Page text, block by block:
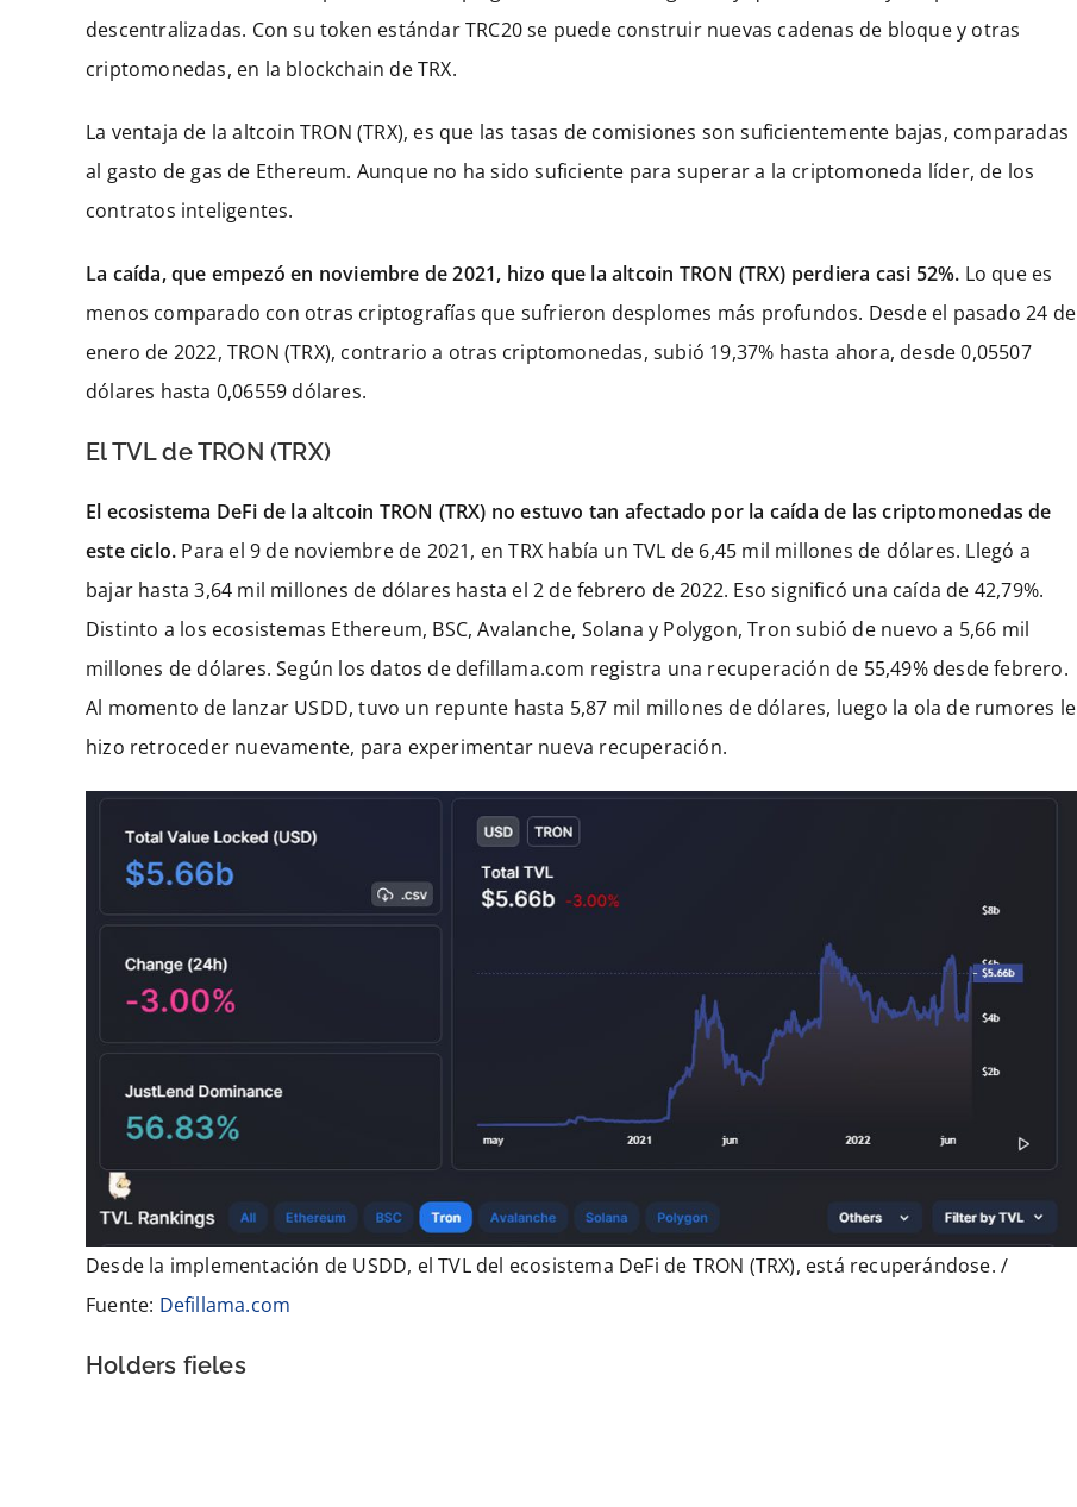
descentralizadas. Con su token estándar TRC20 se puede construir nuevas cadenas de bloque y otras
criptomonedas, en la blockchain de TRX.
La ventaja de la altcoin TRON (TRX), es que las tasas de comisiones son suficientemente bajas, comparadas
al gasto de gas de Ethereum. Aunque no ha sido suficiente para superar a la criptomoneda líder, de los
contratos inteligentes.
La caída, que empezó en noviembre de 2021, hizo que la altcoin TRON (TRX) perdiera casi 52%. Lo que es
menos comparado con otras criptografías que sufrieron desplomes más profundos. Desde el pasado 24 de
enero de 2022, TRON (TRX), contrario a otras criptomonedas, subió 19,37% hasta ahora, desde 0,05507
dólares hasta 0,06559 dólares.
El TVL de TRON (TRX)
El ecosistema DeFi de la altcoin TRON (TRX) no estuvo tan afectado por la caída de las criptomonedas de
este ciclo. Para el 9 de noviembre de 2021, en TRX había un TVL de 6,45 mil millones de dólares. Llegó a
bajar hasta 3,64 mil millones de dólares hasta el 2 de febrero de 2022. Eso significó una caída de 42,79%.
Distinto a los ecosistemas Ethereum, BSC, Avalanche, Solana y Polygon, Tron subió de nuevo a 5,66 mil
millones de dólares. Según los datos de defillama.com registra una recuperación de 55,49% desde febrero.
Al momento de lanzar USDD, tuvo un repunte hasta 5,87 mil millones de dólares, luego la ola de rumores le
hizo retroceder nuevamente, para experimentar nueva recuperación.
Desde la implementación de USDD, el TVL del ecosistema DeFi de TRON (TRX), está recuperándose. /
Fuente: Defillama.com
Holders fieles